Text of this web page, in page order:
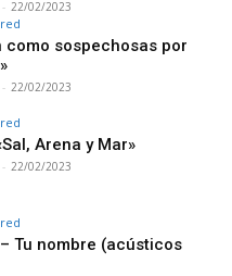
- 22/02/2023
como sospechosas por
- 22/02/2023
Arena y Mar»
- 22/02/2023
Tu nombre (acústicos